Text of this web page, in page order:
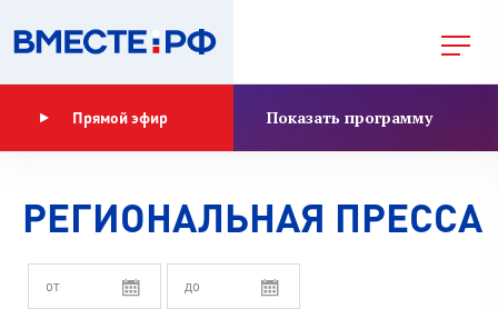
Прямой эфир Показать программу
РЕГИОНАЛЬНАЯ ПРЕССА